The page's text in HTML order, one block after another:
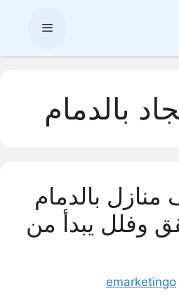
القائمة
بالدمام
بالدمام
وفلل يبدأ من
emarketingo